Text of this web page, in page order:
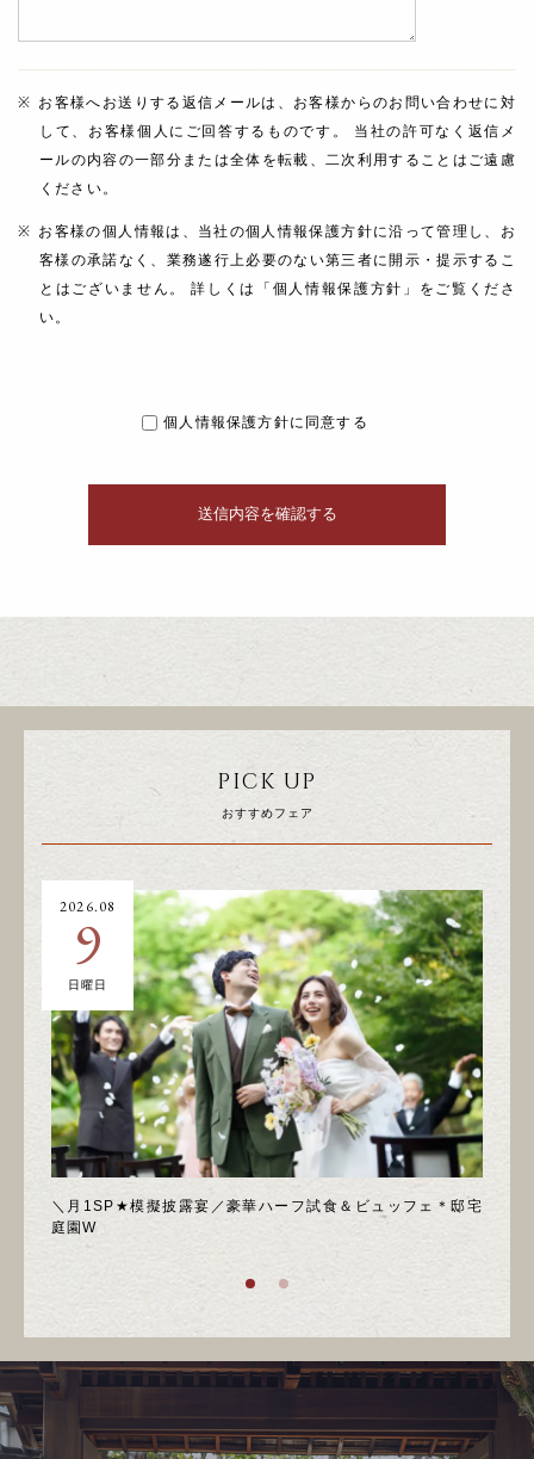
お客様へお送りする返信メールは、お客様からのお問い合わせに対
して、お客様個人にご回答するものです。 当社の許可なく返信メ
ールの内容の一部分または全体を転載、二次利用することはご遠慮
ください。
お客様の個人情報は、当社の個人情報保護方針に沿って管理し、お
客様の承諾なく、業務遂行上必要のない第三者に開示・提示するこ
とはございません。 詳しくは「個人情報保護方針」をご覧くださ
い。
個人情報保護方針に同意する
PICK UP
おすすめフェア
＼月1SP★模擬披露宴／豪華ハーフ試食＆ビュッフェ＊邸宅
庭園W
2026.08
9
日曜日